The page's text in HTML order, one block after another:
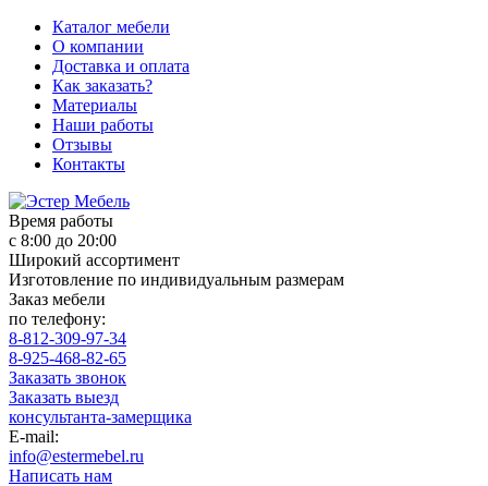
Каталог мебели
О компании
Доставка и оплата
Как заказать?
Материалы
Наши работы
Отзывы
Контакты
Время работы
с 8:00 до 20:00
Широкий ассортимент
Изготовление по индивидуальным размерам
Заказ мебели
по телефону:
8-812-309-97-34
8-925-468-82-65
Заказать звонок
Заказать выезд
консультанта-замерщика
E-mail:
info@estermebel.ru
Написать нам